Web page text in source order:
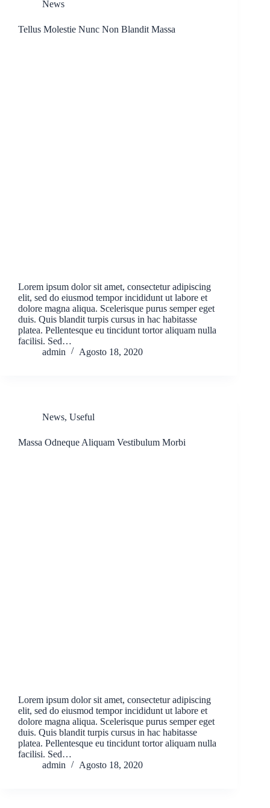
News
Tellus Molestie Nunc Non Blandit Massa
Lorem ipsum dolor sit amet, consectetur adipiscing
elit, sed do eiusmod tempor incididunt ut labore et
dolore magna aliqua. Scelerisque purus semper eget
duis. Quis blandit turpis cursus in hac habitasse
platea. Pellentesque eu tincidunt tortor aliquam nulla
facilisi. Sed…
admin
Agosto 18, 2020
News, Useful
Massa Odneque Aliquam Vestibulum Morbi
Lorem ipsum dolor sit amet, consectetur adipiscing
elit, sed do eiusmod tempor incididunt ut labore et
dolore magna aliqua. Scelerisque purus semper eget
duis. Quis blandit turpis cursus in hac habitasse
platea. Pellentesque eu tincidunt tortor aliquam nulla
facilisi. Sed…
admin
Agosto 18, 2020